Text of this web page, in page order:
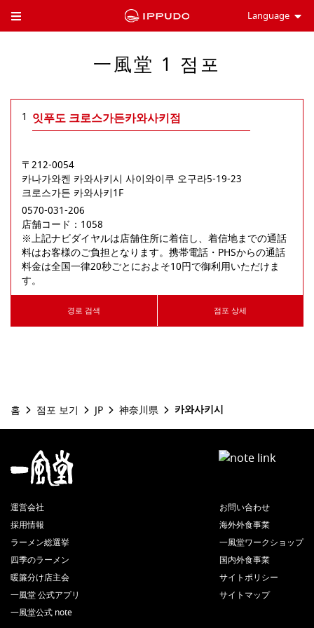
Toggle Header Menu Language
一風堂 1 점포
1 잇푸도 크로스가든카와사키점
〒212-0054
카나가와켄 카와사키시 사이와이쿠 오구라5-19-23
크로스가든 카와사키1F
0570-031-206
店舗コード：1058
※上記ナビダイヤルは店舗住所に着信し、着信地までの通話
料はお客様のご負担となります。携帯電話・PHSからの通話
料金は全国一律20秒ごとにおよそ10円で御利用いただけま
す。
경로 검색 점포 상세
홈 점포 보기 JP 神奈川県 카와사키시
運営会社
採用情報
ラーメン総選挙
四季のラーメン
暖簾分け店主会
一風堂 公式アプリ
一風堂公式 note
お問い合わせ
海外外食事業
一風堂ワークショップ
国内外食事業
サイトポリシー
サイトマップ